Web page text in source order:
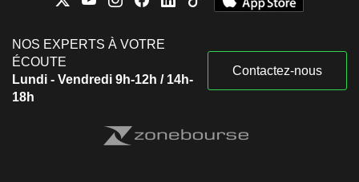
NOS EXPERTS À VOTRE
ÉCOUTE
Lundi - Vendredi 9h-12h / 14h-
18h
Contactez-nous